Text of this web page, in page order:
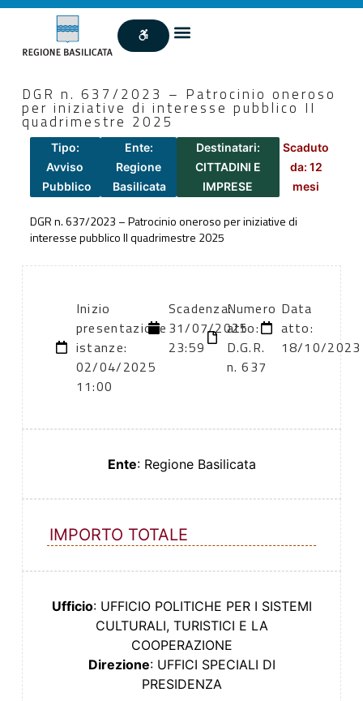
DGR n. 637/2023 – Patrocinio oneroso
per iniziative di interesse pubblico II
quadrimestre 2025
Tipo:
Avviso
Pubblico
Ente:
Regione
Basilicata
Destinatari:
CITTADINI E
IMPRESE
Scaduto
da: 12
mesi
DGR n. 637/2023 – Patrocinio oneroso per iniziative di
interesse pubblico II quadrimestre 2025
Inizio
presentazione
istanze:
02/04/2025
11:00
Scadenza:
31/07/2025
23:59
Numero
atto:
D.G.R.
n. 637
Data
atto:
18/10/2023
Ente: Regione Basilicata
IMPORTO TOTALE
Ufficio: UFFICIO POLITICHE PER I SISTEMI
CULTURALI, TURISTICI E LA
COOPERAZIONE
Direzione: UFFICI SPECIALI DI
PRESIDENZA